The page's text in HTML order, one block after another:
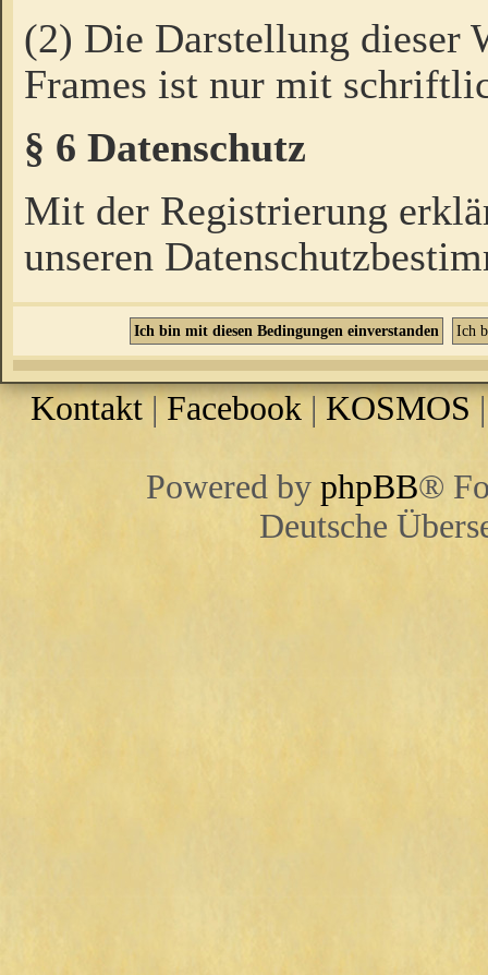
(2) Die Darstellung dieser
Frames ist nur mit
§ 6 Datenschutz
Mit der Registrierung
unseren
Kontakt |Facebook | KOSMOS
Powered by phpBB®
Deutsche